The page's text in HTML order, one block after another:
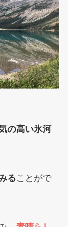
の高い氷河
ることがで